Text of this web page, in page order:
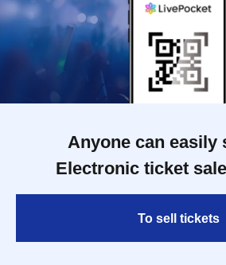
Anyone can easily
Electronic ticket
To sell tickets